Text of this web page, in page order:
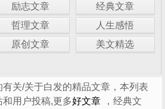
励志文章
经典文章
哲理文章
人生感悟
原创文章
美文精选
关/关于白发的精品文章，本列表
用户投稿,更多好文章
，经典文